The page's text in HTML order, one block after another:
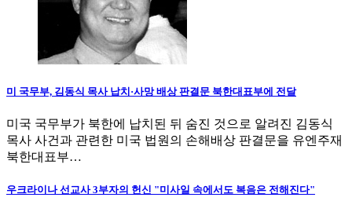
미 국무부, 김동식 목사 납치·사망 배상 판결문 북한대표부에 전달
미국 국무부가 북한에 납치된 뒤 숨진 것으로 알려진 김동식
목사 사건과 관련한 미국 법원의 손해배상 판결문을 유엔주재
북한대표부…
우크라이나 선교사 3부자의 헌신 "미사일 속에서도 복음은 전해진다"